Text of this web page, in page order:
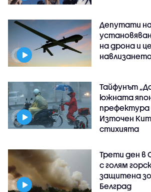
Депутати
на дрона и
Тайфунът
южната
префектура
Източен
стихията
Трети ден в
с голям
защитена
Белград